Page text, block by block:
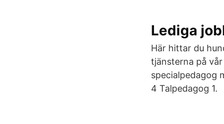
Lediga
Här hittar du
tjänsterna på
specialpedagog
4 Talpedagog 1.